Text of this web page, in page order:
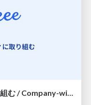
全社でアクセシビリティに取り組む / Company-wide Accessibility Initiatives